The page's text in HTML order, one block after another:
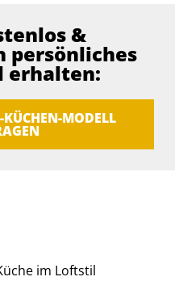
&
persönliches
erhalten:
KÜCHEN-MODELL
im Loftstil